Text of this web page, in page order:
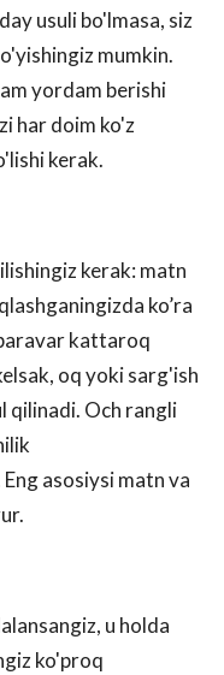
usuli bo'lmasa, siz
mumkin.
yordam berishi
har doim ko'z
kerak.
kerak: matn
ko’ra
kattaroq
oq yoki sarg'ish
qilinadi. Och rangli
asosiysi matn va
u holda
ko'proq